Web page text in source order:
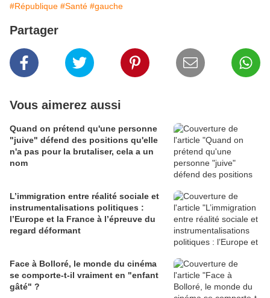
#République #Santé #gauche
Partager
Vous aimerez aussi
Quand on prétend qu'une personne
"juive" défend des positions qu'elle
n'a pas pour la brutaliser, cela a un
nom
L’immigration entre réalité sociale et
instrumentalisations politiques :
l’Europe et la France à l’épreuve du
regard déformant
Face à Bolloré, le monde du cinéma
se comporte-t-il vraiment en "enfant
gâté" ?